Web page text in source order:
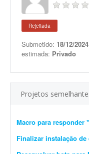
Rejeitada
Submetido: 18/12/
estimada: Privado
Projetos
Finalizar instalação